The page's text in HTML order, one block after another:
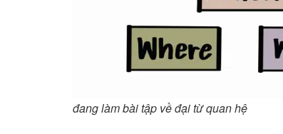
đang làm bài tập về đại từ quan hệ